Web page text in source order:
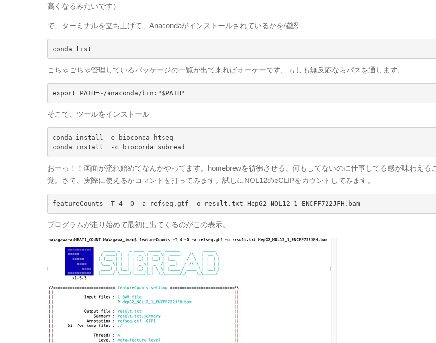
高くなるみたいです）
で、ターミナルを立ち上げて、Anacondaがインストールされているかを確認
conda list
ごちゃごちゃ管理しているパッケージの一覧が出て来ればオーケーです。もしも無反応ならパスを通します。
export PATH=~/anaconda/bin:"$PATH"
そこで、ツールをインストール
conda install -c bioconda htseq
conda install  -c bioconda subread
おーっ！！画面が流れ始めてなんかやってます。homebrewを彷彿させる、何もしてないのに仕事してる感が味わえる
覚。さて、実際に使えるかコマンドを打ってみます。試しにNOL12のeCLIPをカウントしてみます。
featureCounts -T 4 -O -a refseq.gtf -o result.txt HepG2_NOL12_1_ENCFF722JFH.bam
プログラムが走り始めて最初に出てくるのがこの表示。